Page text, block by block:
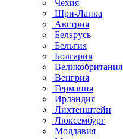
Чехия
Шри-Ланка
Австрия
Беларусь
Бельгия
Болгария
Великобритания
Венгрия
Германия
Ирландия
Лихтенштейн
Люксембург
Молдавия